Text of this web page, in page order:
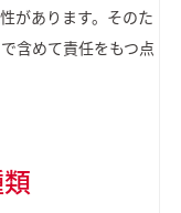
があります。そのた
含めて責任をもつ点